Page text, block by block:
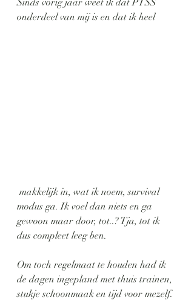
Sinds vorig jaar weet ik dat PTSS
onderdeel van mij is en dat ik heel
modus ga. Ik voel dan niets en ga
gewoon maar door, tot..? Tja, tot ik
dus compleet leeg ben.
Om toch regelmaat te houden had ik
de dagen ingepland met thuis trainen,
stukje schoonmaak en tijd voor mezelf.